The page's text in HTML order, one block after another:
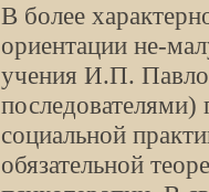
В более
ориентации не-
учения И.П.
последователями)
социальной
обязательной